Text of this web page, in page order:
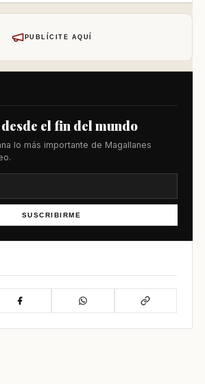
PUBLÍCITE AQUÍ
el fin del mundo
lo más importante de Magallanes
SUSCRIBIRME